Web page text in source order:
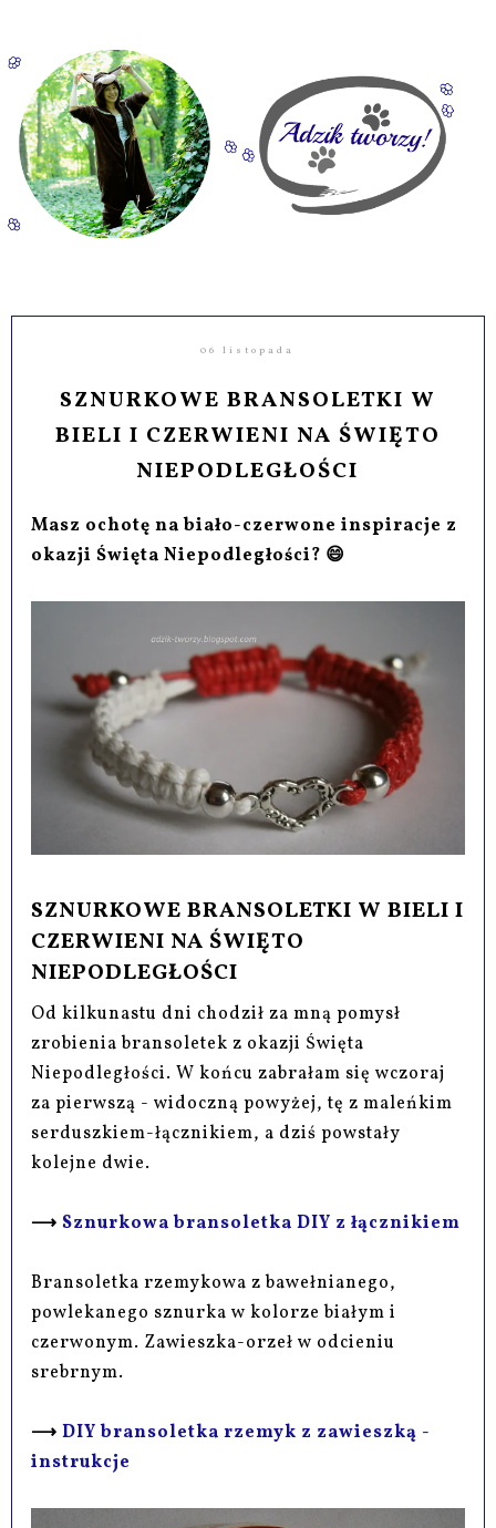
06 listopada
SZNURKOWE BRANSOLETKI W
BIELI I CZERWIENI NA ŚWIĘTO
NIEPODLEGŁOŚCI
Masz ochotę na biało-czerwone inspiracje z
okazji Święta Niepodległości? 😄
SZNURKOWE BRANSOLETKI W BIELI I
CZERWIENI NA ŚWIĘTO
NIEPODLEGŁOŚCI
Od kilkunastu dni chodził za mną pomysł
zrobienia bransoletek z okazji Święta
Niepodległości. W końcu zabrałam się wczoraj
za pierwszą - widoczną powyżej, tę z maleńkim
serduszkiem-łącznikiem, a dziś powstały
kolejne dwie.
⟶Sznurkowa bransoletka DIY z łącznikiem
Bransoletka rzemykowa z bawełnianego,
powlekanego sznurka w kolorze białym i
czerwonym. Zawieszka-orzeł w odcieniu
srebrnym.
⟶DIY bransoletka rzemyk z zawieszką -
instrukcje